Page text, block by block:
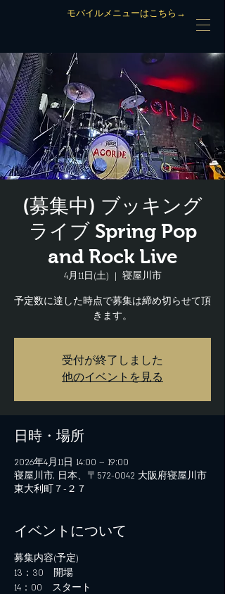
モバイルメニューはこちら→
(募集中) ブッキング
ライブ Spring Pop
and Rock Live
4月11日(土)
  |
寝屋川市
予定数に達した時点で募集は締め切らせて頂
きます。
受付が終了しました
他のイベントを見る
日時・場所
2026年4月11日 14:00 – 19:00
寝屋川市, 日本、〒572-0042 大阪府寝屋川市
東大利町７−２７
イベントについて
募集内容(予定)
13：30　開場
14：00　スタート